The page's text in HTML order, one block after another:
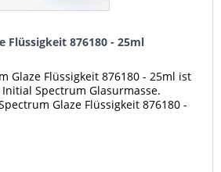
Flüssigkeit 876180 - 25ml
Glaze Flüssigkeit 876180 - 25ml ist
Spectrum Glasurmasse.
Glaze Flüssigkeit 876180 -